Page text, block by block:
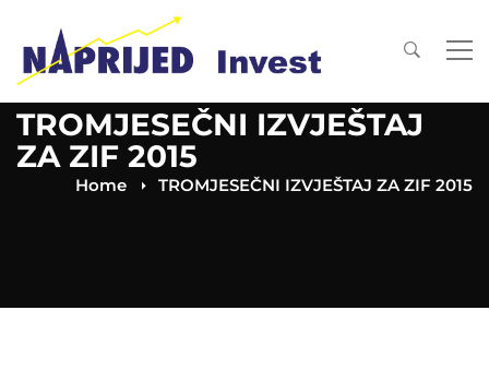
TROMJESEČNI IZVJEŠTAJ
ZA ZIF 2015
Home TROMJESEČNI IZVJEŠTAJ ZA ZIF 2015